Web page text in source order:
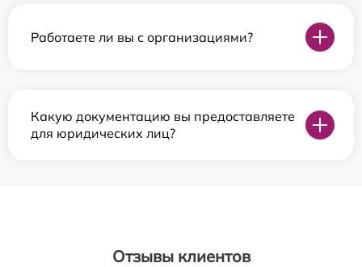
Работаете ли вы с организациями?
Какую документацию вы предоставляете
для юридических лиц?
Отзывы клиентов